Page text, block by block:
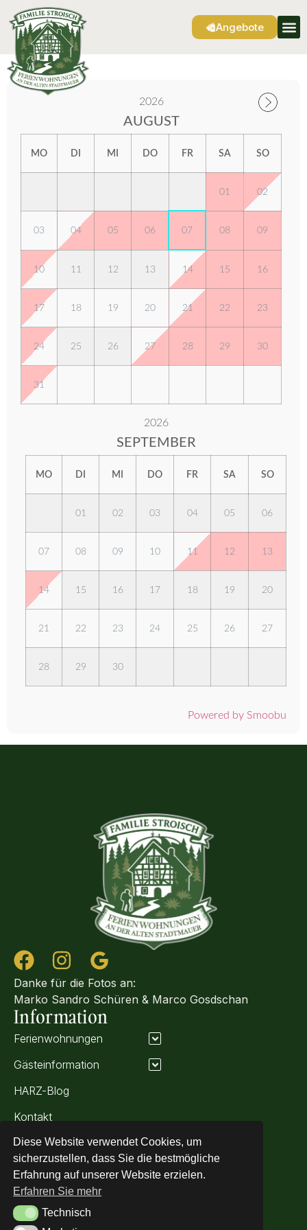
Angebote
2026
AUGUST
MO DI MI DO FR SA SO
01 02
03 04 05 06 07 08 09
10 11 12 13 14 15 16
17 18 19 20 21 22 23
24 25 26 27 28 29 30
31
2026
SEPTEMBER
MO DI MI DO FR SA SO
01 02 03 04 05 06
07 08 09 10 11 12 13
14 15 16 17 18 19 20
21 22 23 24 25 26 27
28 29 30
Powered by Smoobu
Danke für die Fotos an:
Marko Sandro Schüren & Marco Gosdschan
Information
Ferienwohnungen
Gästeinformation
HARZ-Blog
Kontakt
Angebote
Kontakt
+49 (0) 160 213 833 7
kontakt@fewo-blankenburg-harz.de
Diese Website verwendet Cookies, um
sicherzustellen, dass Sie die bestmögliche
Erfahrung auf unserer Website erzielen.
Erfahren Sie mehr
TechnischTechnisch